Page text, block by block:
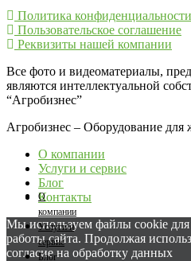
Политика конфиденциальности
Пользовательское соглашение
Реквизиты нашей компании
Все фото и видеоматериалы,
являются интеллектуальной
“Агробизнес”
Агробизнес – Оборудование для
О компании
Услуги и сервис
Блог
Контакты
О
компании
Услуги и
сервис
Блог
Мы используем файлы cookie для
работы сайта. Продолжая
согласие на обработку данных